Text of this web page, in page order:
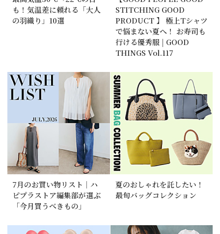
も！気温差に頼れる「大人
の羽織り」10選
STITCHING GOOD
PRODUCT 】 極上Tシャツ
で悩まない夏へ！ お寿司も
行ける優秀服 | GOOD
THINGS Vol.117
7月のお買い物リスト｜ハ
ピプラストア編集部が選ぶ
「今月買うべきもの」
夏のおしゃれを託したい！
最旬バッグコレクション